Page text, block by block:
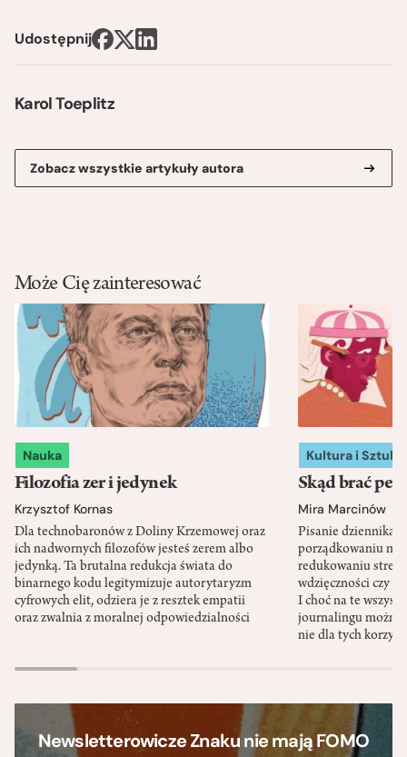
Karol Toeplitz
Zobacz wszystkie artykuły autora
Udostępnij
Może Cię zainteresować
Nauka
Filozofia zer i jedynek
Krzysztof Kornas
Dla technobaronów z Doliny Krzemowej oraz
ich nadwornych filozofów jesteś zerem albo
jedynką. Ta brutalna redukcja świata do
binarnego kodu legitymizuje autorytaryzm
cyfrowych elit, odziera je z resztek empatii
oraz zwalnia z moralnej odpowiedzialności
Kultura i Sztuka
Skąd brać
Mira Marcinów
Pisanie dziennika
porządkowaniu
redukowaniu
wdzięczności czy
I choć na te
journalingu można
nie dla tych
Newsletterowicze Znaku nie mają FOMO